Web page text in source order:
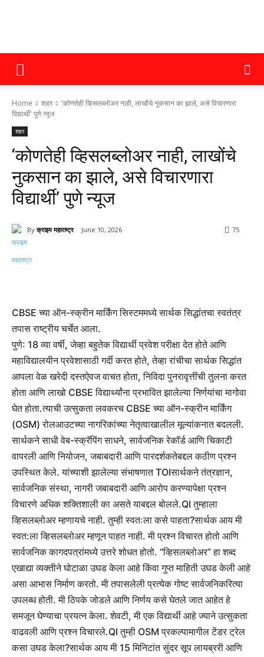
क्राइम
महाराष्ट्र
Home शहर
'कोणतेही व्हिसलब्लोअर नाही, लाखोंचे नुकसान का झाले, असे विचारणारा
विद्यार्थी' पुणे न्यूज
शहर
‘कोणतेही व्हिसलब्लोअर नाही, लाखोंचे
नुकसान का झाले, असे विचारणारा
विद्यार्थी’ पुणे न्यूज
By क्राइम महाराष्ट्र June 10, 2026 75
CBSE च्या ऑन-स्क्रीन मार्किंग सिस्टममध्ये सार्थक सिद्धांतचा स्वतंत्र
तपास राष्ट्रीय चर्चेत आला.
पुणे: 18 व्या वर्षी, जेव्हा बहुतेक विद्यार्थी प्रवेश परीक्षा देत होते आणि
महाविद्यालयीन प्रवेशासाठी गर्दी करत होते, तेव्हा रांचीचा सार्थक सिद्धांत
आपला वेळ खरेदी दस्तऐवज वाचत होता, निविदा पुनरावृत्तींची तुलना करत
होता आणि लाखो CBSE विद्यार्थ्यांना प्रभावित झालेल्या निर्णयांचा मागोवा
घेत होता.त्याची उत्सुकता लवकरच CBSE च्या ऑन-स्क्रीन मार्किंग
(OSM) रोलआउटच्या नागरिकांच्या नेतृत्वाखालील मूल्यांकनात बदलली.
सार्थकने साधी वेब-स्क्रॅपिंग साधने, सार्वजनिक रेकॉर्ड आणि चिकाटी
वापरली आणि नियोजन, जबाबदारी आणि पारदर्शकतेबद्दल कठीण प्रश्न
उपस्थित केले. यांच्याशी झालेल्या संभाषणातTOIसार्थकने तंत्रज्ञान,
सार्वजनिक संस्था, नागरी जबाबदारी आणि आरोप करण्यापेक्षा प्रश्न
विचारणे अधिक शक्तिशाली का असते याबद्दल बोलले.QI तुम्हाला
व्हिसलब्लोअर म्हणायचे नाही. तुम्ही स्वतःला कसे पाहता?सार्थक आयमी
स्वत:ला व्हिसलब्लोअर म्हणून पाहत नाही. मी प्रश्न विचारत होतो आणि
सार्वजनिक कागदपत्रांमध्ये उत्तरे शोधत होतो. “व्हिसलब्लोअर” हा शब्द
एखाद्या व्यक्तीने घोटाळा उघड केला आहे किंवा गुप्त माहिती उघड केली आहे
असा आभास निर्माण करतो. मी तपासलेली प्रत्येक गोष्ट सार्वजनिकरित्या
उपलब्ध होती. मी ठिपके जोडले आणि निर्णय कसे घेतले जात आहेत हे
समजून घेण्याचा प्रयत्न केला. शेवटी, मी एक विद्यार्थी आहे ज्याने उत्सुकता
वाढवली आणि प्रश्न विचारले.QI तुम्ही OSM प्रकल्पामागील टेंडर ट्रेल
कसा उघड केला?सार्थक आयमी 15 मिनिटांत सुंदर सूप लायब्ररी आणि